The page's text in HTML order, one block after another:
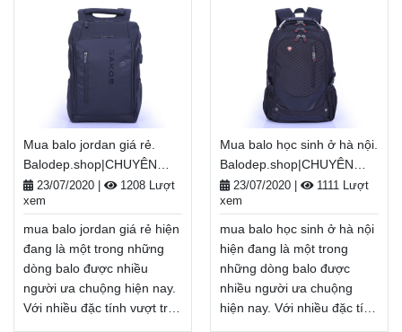
các đồ dùng bên trong balo
luôn an toàn trong mọi điều
kiện. mua balo minecraft là
người bạn đồng hành của
bạn trong mỗi hành trình dù
là đi học, đi làm, đi chơi...
Balodep.shop|Chuyên mua
balo minecraft, Balo-Túi
xách. Giao hàng toàn quốc,
Miễn phí đổi trả hàng,
thanh toán tiền khi nhận
hàng.Xem thêm
trong balo luôn an toàn
trong mọi điều kiện. mua
balo kanken là người bạn
đồng hành của bạn trong
mỗi hành trình dù là đi học,
đi làm, đi chơi...
Balodep.shop|Chuyên mua
balo kanken, Balo-Túi xách.
Giao hàng toàn quốc, Miễn
phí đổi trả hàng, thanh toán
tiền khi nhận hàng.
Xem thêm
Mua balo jordan giá rẻ.
Balodep.shop|CHUYÊN
BALO-TÚI XÁCH–VALI ĐẸP
23/07/2020
1208 Lượt
xem
mua balo jordan giá rẻ hiện
đang là một trong những
dòng balo được nhiều
người ưa chuộng hiện nay.
Với nhiều đặc tính vượt trội,
Mua balo học sinh ở hà nội.
Balodep.shop|CHUYÊN
BALO-TÚI XÁCH–VALI ĐẸP
23/07/2020
1111 Lượt
xem
mua balo học sinh ở hà nội
hiện đang là một trong
những dòng balo được
nhiều người ưa chuộng
hiện nay. Với nhiều đặc tính